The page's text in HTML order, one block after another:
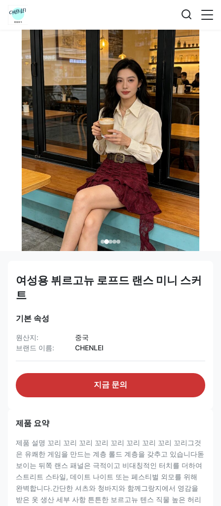
여성용 뷔르고뉴 로프드 랜스 미니 스커
트
기본 속성
원산지:
중국
브랜드 이름:
CHENLEI
지금 문의
제품 요약
제품 설명 꼬리 꼬리 꼬리 꼬리 꼬리 꼬리 꼬리 꼬리 꼬리그것
은 유쾌한 게임을 만드는 계층 롤드 계층을 갖추고 있습니다돋
보이는 뒤쪽 랜스 패널은 극적이고 비대칭적인 터치를 더하여
스트리트 스타일, 데이트 나이트 또는 페스티벌 외모를 위해
완벽합니다.간단한 셔츠와 청바지와 함께그랑지에서 영감을
받은 옷 생산 세부 사항 튼튼한 보르고뉴 텐스 직물 높은 허리